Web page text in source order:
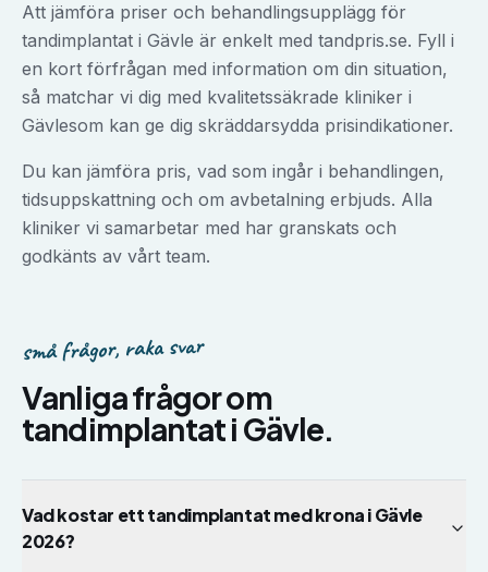
Att jämföra priser och behandlingsupplägg för
tandimplantat i Gävle är enkelt med tandpris.se. Fyll i
en kort förfrågan med information om din situation,
så matchar vi dig med kvalitetssäkrade kliniker i
Gävlesom kan ge dig skräddarsydda prisindikationer.
Du kan jämföra pris, vad som ingår i behandlingen,
tidsuppskattning och om avbetalning erbjuds. Alla
kliniker vi samarbetar med har granskats och
godkänts av vårt team.
små frågor, raka svar
Vanliga frågor om
tandimplantati Gävle.
Vad kostar ett tandimplantat med krona i Gävle
2026?